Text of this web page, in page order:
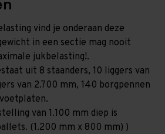
vind je onderaan deze
in een sectie mag nooit
jukbelasting!.
uit 8 staanders, 10 liggers van
van 2.700 mm, 140 borgpennen
van 1.100 mm diep is
(1.200 mm x 800 mm) )